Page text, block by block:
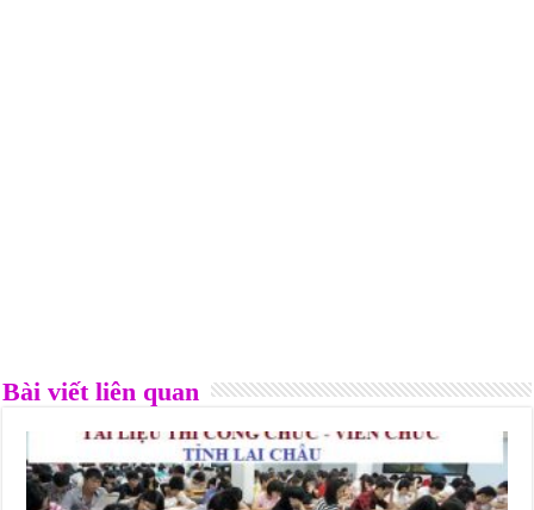
Bài viết liên quan